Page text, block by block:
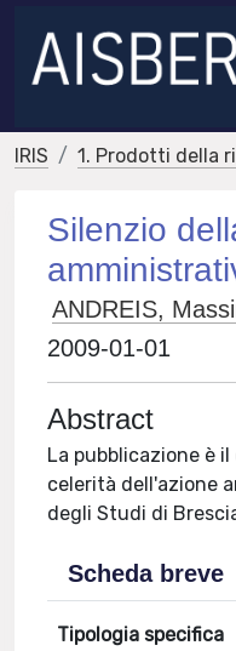
IRIS 1. Prodotti della
Silenzio
ANDREIS,
2009-01-01
Abstract
La pubblicazione è
celerità dell'azione
degli Studi di
Scheda breve
Tipologia specifica